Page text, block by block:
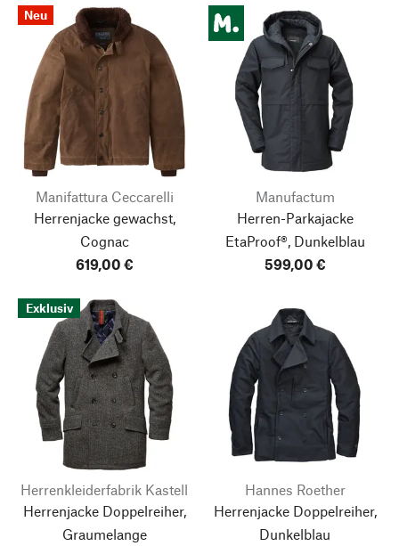
Neu
Manifattura Ceccarelli
Herrenjacke gewachst,
Cognac
619,00 €
Manufactum
Herren-Parkajacke
EtaProof®, Dunkelblau
599,00 €
Exklusiv
Herrenkleiderfabrik Kastell
Herrenjacke Doppelreiher,
Graumelange
Hannes Roether
Herrenjacke Doppelreiher,
Dunkelblau